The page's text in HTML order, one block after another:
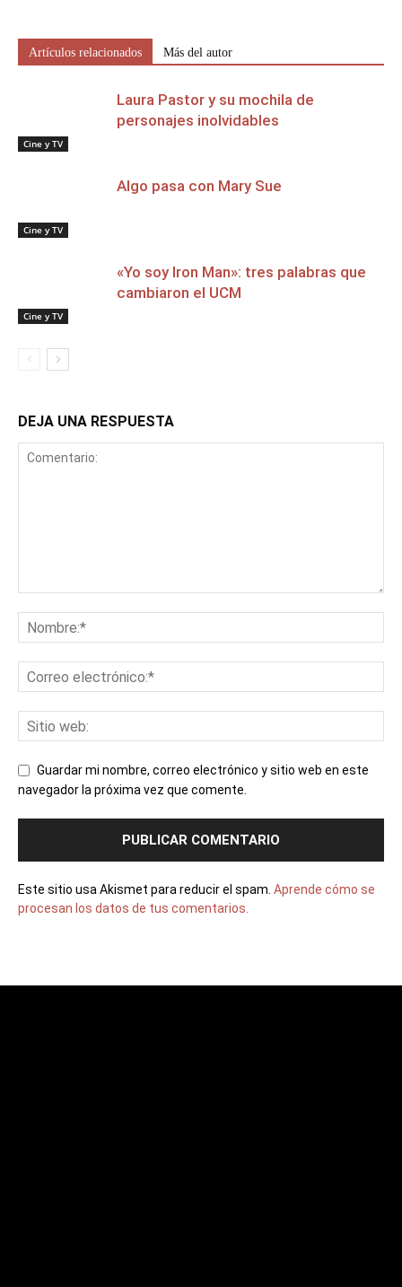
Artículos relacionados Más del autor
Cine y TV
Laura Pastor y su mochila de
personajes inolvidables
Cine y TV
Algo pasa con Mary Sue
Cine y TV
«Yo soy Iron Man»: tres palabras que
cambiaron el UCM
DEJA UNA RESPUESTA
Guardar mi nombre, correo electrónico y sitio web en este
navegador la próxima vez que comente.
Este sitio usa Akismet para reducir el spam. Aprende cómo se
procesan los datos de tus comentarios.